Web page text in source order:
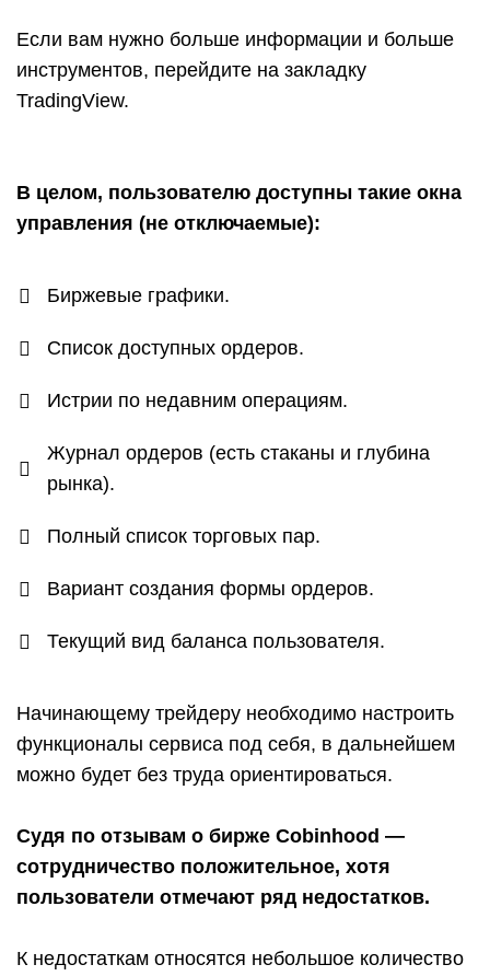
Если вам нужно больше информации и больше
инструментов, перейдите на закладку
TradingView.
В целом, пользователю доступны такие окна
управления (не отключаемые):
Биржевые графики.
Список доступных ордеров.
Истрии по недавним операциям.
Журнал ордеров (есть стаканы и глубина
рынка).
Полный список торговых пар.
Вариант создания формы ордеров.
Текущий вид баланса пользователя.
Начинающему трейдеру необходимо настроить
функционалы сервиса под себя, в дальнейшем
можно будет без труда ориентироваться.
Судя по отзывам о бирже Cobinhood —
сотрудничество положительное, хотя
пользователи отмечают ряд недостатков.
К недостаткам относятся небольшое количество